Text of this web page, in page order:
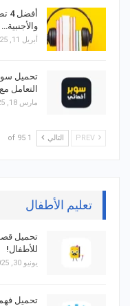
والأجنبية…
أبريل 11, 2025
تحميل
التعامل
مارس 18, 2025
التالي 1 of 95
تعليم الأطفال
تحميل
للأطفال!
يونيو 30, 2025
تحميل